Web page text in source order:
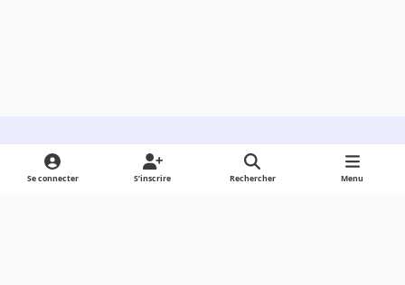
Light ModeDark ModeSystem Preference
Se connecter S’inscrire Rechercher Menu